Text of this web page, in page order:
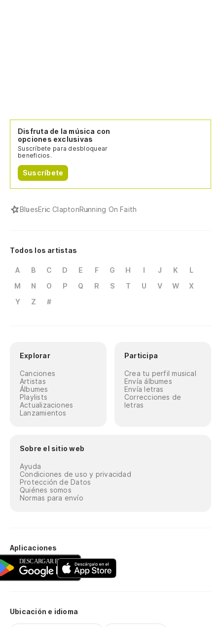
Disfruta de la música con
opciones exclusivas
Suscríbete para desbloquear
beneficios.
Suscríbete
BluesEric ClaptonRunning On Faith
Todos los artistas
A B C D E F G H I J K
L
M
N O P Q R S T U V W
X
Y
Z #
Explorar
Canciones
Artistas
Álbumes
Playlists
Actualizaciones
Lanzamientos
Participa
Crea tu perfil musical
Envía álbumes
Envía letras
Correcciones de
letras
Sobre el sitio web
Ayuda
Condiciones de uso y privacidad
Protección de Datos
Quiénes somos
Normas para envío
Aplicaciones
Ubicación e idioma